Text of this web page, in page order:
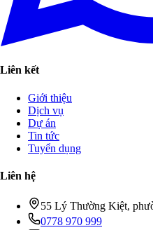
Liên kết
Giới thiệu
Dịch vụ
Dự án
Tin tức
Tuyển dụng
Liên hệ
55 Lý Thường Kiệt,
0778 970 999